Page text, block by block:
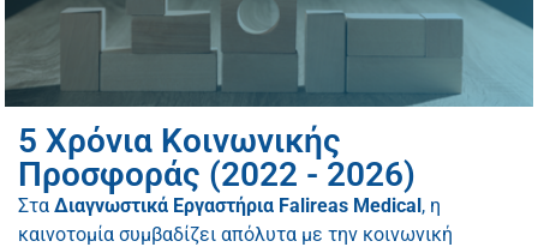
5 Χρόνια Κοινωνικής
Προσφοράς (2022 - 2026)
Στα Διαγνωστικά Εργαστήρια Falireas Medical, η
καινοτομία συμβαδίζει απόλυτα με την κοινωνική